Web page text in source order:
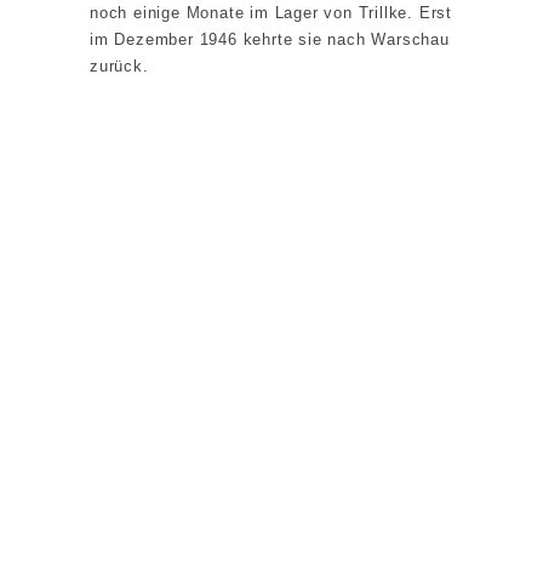
noch einige Monate im Lager von Trillke. Erst
im Dezember 1946 kehrte sie nach Warschau
zurück.